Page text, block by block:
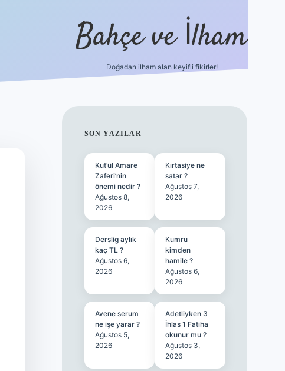
Bahçe ve İlham
Doğadan ilham alan keyifli fikirler!
SIDEBAR
SON YAZILAR
Kut’ül Amare
Zaferi’nin
önemi nedir ?
Ağustos 8,
2026
Kırtasiye ne
satar ?
Ağustos 7,
2026
Derslig aylık
kaç TL ?
Ağustos 6,
2026
Kumru
kimden
hamile ?
Ağustos 6,
2026
Avene serum
ne işe yarar ?
Ağustos 5,
2026
Adetliyken 3
İhlas 1 Fatiha
okunur mu ?
Ağustos 3,
2026
ilbet